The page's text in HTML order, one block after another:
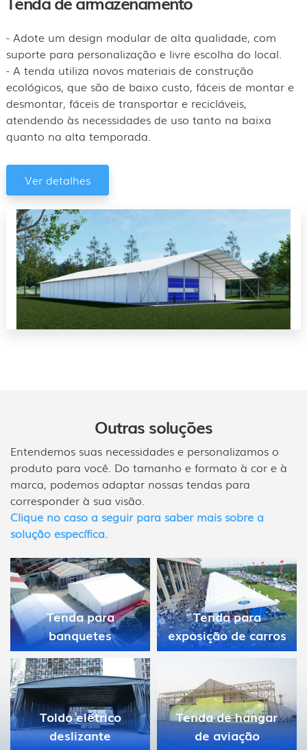
- Adote um design modular de alta qualidade, com
suporte para personalização e livre escolha do local.
- A tenda utiliza novos materiais de construção
ecológicos, que são de baixo custo, fáceis de montar e
desmontar, fáceis de transportar e recicláveis,
atendendo às necessidades de uso tanto na baixa
quanto na alta temporada.
Ver detalhes
Outras soluções
Entendemos suas necessidades e personalizamos o
produto para você. Do tamanho e formato à cor e à
marca, podemos adaptar nossas tendas para
corresponder à sua visão.
Clique no caso a seguir para saber mais sobre a
solução específica.
Tenda para
exposição de carros
Tenda de
assistência médica
em desastres
Tenda de hangar
de aviação
Tenda de
Celebração